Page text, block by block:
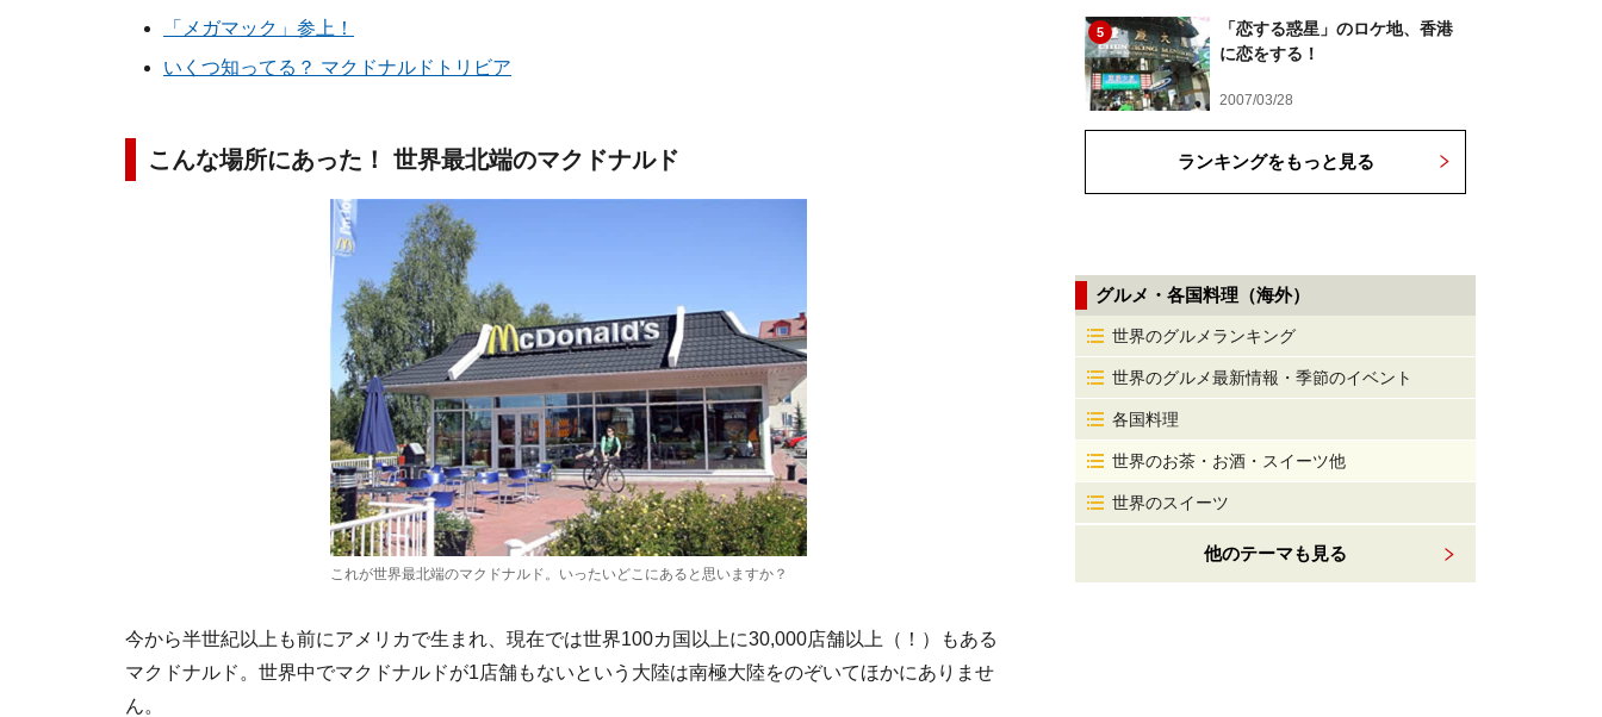
「メガマック」参上！
いくつ知ってる？ マクドナルドトリビア
こんな場所にあった！ 世界最北端のマクドナルド
これが世界最北端のマクドナルド。いったいどこにあると思いますか？
今から半世紀以上も前にアメリカで生まれ、現在では世界100カ国以上に30,000店舗以上（！）もある
マクドナルド。世界中でマクドナルドが1店舗もないという大陸は南極大陸をのぞいてほかにありませ
ん。
5
「恋する惑星」のロケ地、香港
に恋をする！
2007/03/28
ランキングをもっと見る
グルメ・各国料理（海外）
世界のグルメランキング
世界のグルメ最新情報・季節のイベント
各国料理
世界のお茶・お酒・スイーツ他
世界のスイーツ
他のテーマも見る